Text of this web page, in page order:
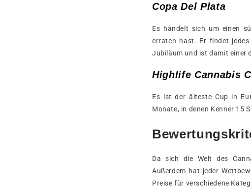
Copa Del Plata
Es handelt sich um einen
erraten hast. Er findet
Jubiläum und ist damit einer
Highlife Cannabis
Es ist der älteste Cup in
Monate, in denen Kenner 15
Da sich die Welt des
Außerdem hat jeder
Preise für verschiedene